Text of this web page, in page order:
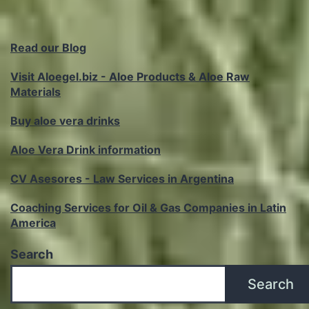
Read our Blog
Visit Aloegel.biz - Aloe Products & Aloe Raw
Materials
Buy aloe vera drinks
Aloe Vera Drink information
CV Asesores - Law Services in Argentina
Coaching Services for Oil & Gas Companies in Latin
America
Search
Search